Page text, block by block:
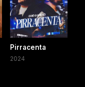
Pirracenta
2024